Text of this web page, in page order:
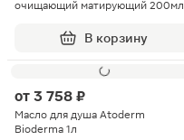
очищающий матирующий 200мл
В корзину
от 3 758 ₽
Масло для душа Atoderm
Bioderma 1л